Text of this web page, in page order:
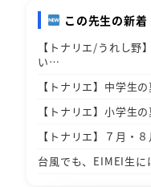
この先生の新着
【トナリエ/うれし
い…
【トナリエ】中学生
【トナリエ】小学生
【トナリエ】７月・
台風でも、EIMEI生に